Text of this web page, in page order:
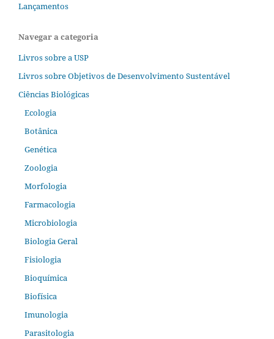
Lançamentos
Navegar a categoria
Livros sobre a USP
Livros sobre Objetivos de Desenvolvimento Sustentável
Ciências Biológicas
Ecologia
Botânica
Genética
Zoologia
Morfologia
Farmacologia
Microbiologia
Biologia Geral
Fisiologia
Bioquímica
Biofísica
Imunologia
Parasitologia